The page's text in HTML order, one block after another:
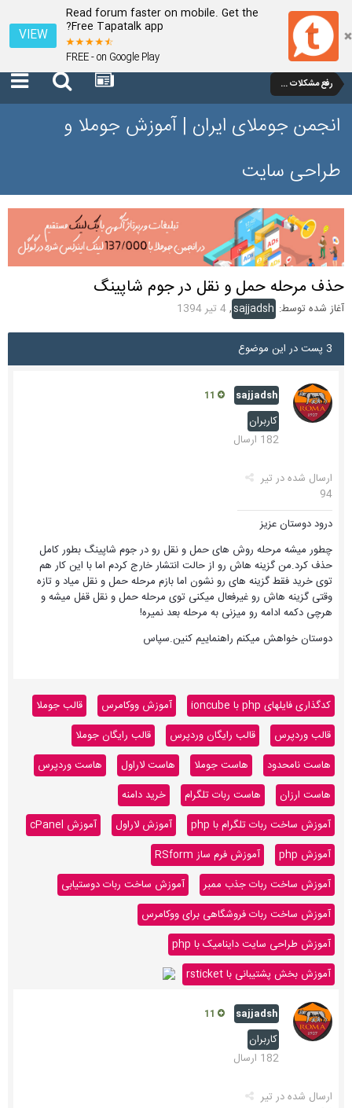
Read forum faster on mobile. Get the
Free Tapatalk app?
FREE - on Google Play
VIEW
رفع مشکلات و سوالات عمومی جوملا 1.7 و 2.5
انجمن جوملای ایران | آموزش جوملا و
طراحی سایت
حذف مرحله حمل و نقل در جوم شاپینگ
آغاز شده توسط: sajjadsh
,4 تیر 1394
3 پست در این موضوع
sajjadsh
کاربران
182 ارسال
ارسال شده در تیر
94
درود دوستان عزیز
چطور میشه مرحله روش های حمل و نقل رو در جوم شاپینگ بطور کامل
حذف کرد.من گزینه هاش رو از حالت انتشار خارج کردم اما با این کار هم
توی خرید فقط گزینه های رو نشون اما بازم مرحله حمل و نقل میاد و تازه
وقتی گزینه هاش رو غیرفعال میکنی توی مرحله حمل و نقل قفل میشه و
هرچی دکمه ادامه رو میزنی به مرحله بعد نمیره!
دوستان خواهش میکنم راهنماییم کنین.سپاس
کدگذاری فایلهای php با ioncube آموزش ووکامرس
قالب جوملا
قالب وردپرس
قالب رایگان وردپرس
قالب رایگان جوملا
هاست نامحدود
هاست جوملا هاست لاراول
هاست وردپرس
هاست ارزان
هاست ربات تلگرام
خرید دامنه
آموزش ساخت ربات تلگرام با php
آموزش لاراول
آموزش cPanel
آموزش php
آموزش فرم ساز RSform
آموزش ساخت ربات جذب ممبر
آموزش ساخت ربات دوستیابی
آموزش ساخت ربات فروشگاهی برای ووکامرس
آموزش طراحی سایت داینامیک با php
آموزش بخش پشتیبانی با rsticket
sajjadsh
کاربران
182 ارسال
ارسال شده در تیر